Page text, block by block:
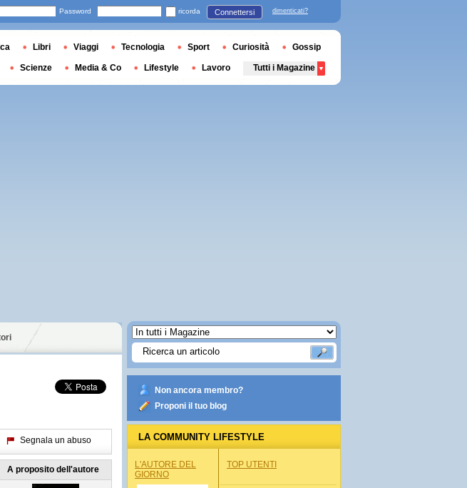
Segnala un abuso
A proposito dell'autore
Non ancora membro?
Proponi il tuo blog
LA COMMUNITY LIFESTYLE
L'AUTORE DEL
GIORNO
TOP UTENTI
Password ricorda Connettersi dimenticati?
Libri Viaggi Tecnologia Sport Curiosità Gossip
Scienze Media & Co Lifestyle Lavoro Tutti i Magazine